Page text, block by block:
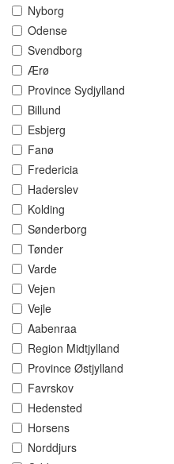
Nyborg
Odense
Svendborg
Ærø
Province Sydjylland
Billund
Esbjerg
Fanø
Fredericia
Haderslev
Kolding
Sønderborg
Tønder
Varde
Vejen
Vejle
Aabenraa
Region Midtjylland
Province Østjylland
Favrskov
Hedensted
Horsens
Norddjurs